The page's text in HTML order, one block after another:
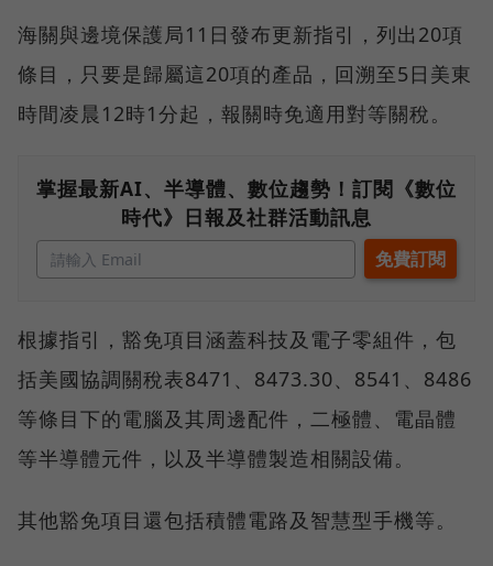
海關與邊境保護局11日發布更新指引，列出20項
條目，只要是歸屬這20項的產品，回溯至5日美東
時間凌晨12時1分起，報關時免適用對等關稅。
掌握最新AI、半導體、數位趨勢！訂閱《數位
時代》日報及社群活動訊息
根據指引，豁免項目涵蓋科技及電子零組件，包
括美國協調關稅表8471、8473.30、8541、8486
等條目下的電腦及其周邊配件，二極體、電晶體
等半導體元件，以及半導體製造相關設備。
其他豁免項目還包括積體電路及智慧型手機等。